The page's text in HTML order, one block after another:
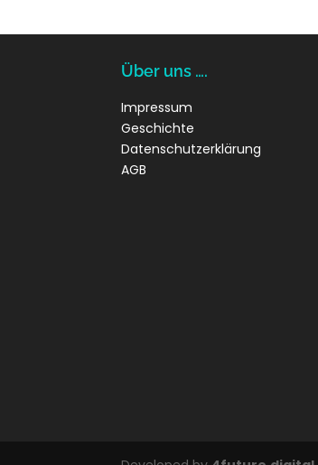
Über uns ….
Impressum
Geschichte
Datenschutzerklärung
AGB